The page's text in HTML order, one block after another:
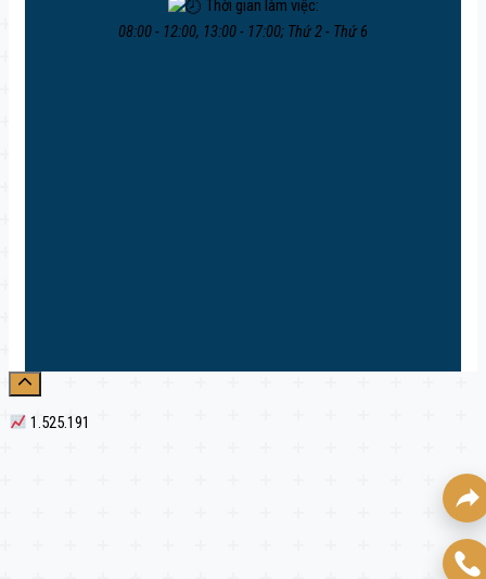
Thời gian làm việc:
08:00 - 12:00, 13:00 - 17:00; Thứ 2 - Thứ 6
1.525.191